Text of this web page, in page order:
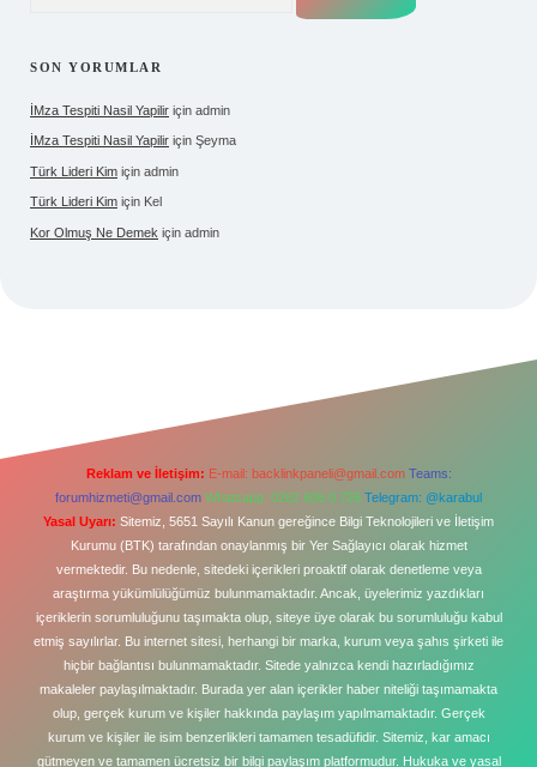
SON YORUMLAR
İMza Tespiti Nasil Yapilir için admin
İMza Tespiti Nasil Yapilir için Şeyma
Türk Lideri Kim için admin
Türk Lideri Kim için Kel
Kor Olmuş Ne Demek için admin
Reklam ve İletişim: E-mail: backlinkpaneli@gmail.com Teams:
forumhizmeti@gmail.com Whatsapp: 0262 606 0 726 Telegram: @karabul
Yasal Uyarı: Sitemiz, 5651 Sayılı Kanun gereğince Bilgi Teknolojileri ve İletişim
Kurumu (BTK) tarafından onaylanmış bir Yer Sağlayıcı olarak hizmet
vermektedir. Bu nedenle, sitedeki içerikleri proaktif olarak denetleme veya
araştırma yükümlülüğümüz bulunmamaktadır. Ancak, üyelerimiz yazdıkları
içeriklerin sorumluluğunu taşımakta olup, siteye üye olarak bu sorumluluğu kabul
etmiş sayılırlar. Bu internet sitesi, herhangi bir marka, kurum veya şahıs şirketi ile
hiçbir bağlantısı bulunmamaktadır. Sitede yalnızca kendi hazırladığımız
makaleler paylaşılmaktadır. Burada yer alan içerikler haber niteliği taşımamakta
olup, gerçek kurum ve kişiler hakkında paylaşım yapılmamaktadır. Gerçek
kurum ve kişiler ile isim benzerlikleri tamamen tesadüfidir. Sitemiz, kar amacı
gütmeyen ve tamamen ücretsiz bir bilgi paylaşım platformudur. Hukuka ve yasal